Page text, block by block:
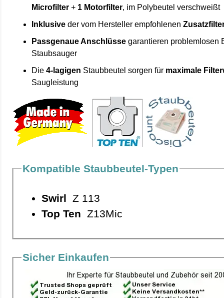
Microfilter + 1 Motorfilter, im Polybeutel verschweißt
Inklusive der vom Hersteller empfohlenen
Passgenaue Anschlüsse garantieren problemlosen
Staubsauger
Die4-lagigen Staubbeutel sorgen für maximale
Saugleistung
Kompatible Staubbeutel-Typen
Swirl Z 113
Top Ten Z13Mic
Sicher Einkaufen